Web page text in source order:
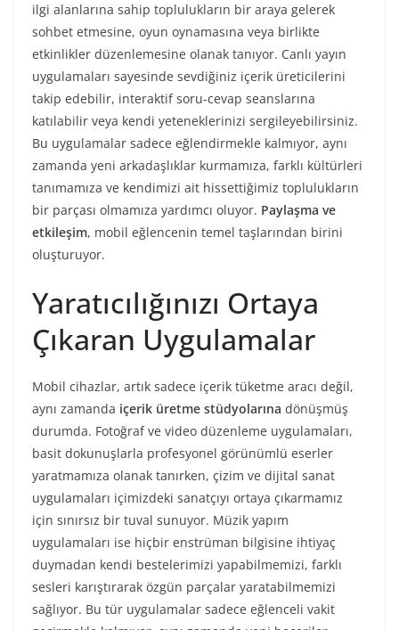
ilgi alanlarına sahip toplulukların bir araya gelerek
sohbet etmesine, oyun oynamasına veya birlikte
etkinlikler düzenlemesine olanak tanıyor. Canlı yayın
uygulamaları sayesinde sevdiğiniz içerik üreticilerini
takip edebilir, interaktif soru-cevap seanslarına
katılabilir veya kendi yeteneklerinizi sergileyebilirsiniz.
Bu uygulamalar sadece eğlendirmekle kalmıyor, aynı
zamanda yeni arkadaşlıklar kurmamıza, farklı kültürleri
tanımamıza ve kendimizi ait hissettiğimiz toplulukların
bir parçası olmamıza yardımcı oluyor. Paylaşma ve
etkileşim, mobil eğlencenin temel taşlarından birini
oluşturuyor.
Yaratıcılığınızı Ortaya
Çıkaran Uygulamalar
Mobil cihazlar, artık sadece içerik tüketme aracı değil,
aynı zamanda içerik üretme stüdyolarına dönüşmüş
durumda. Fotoğraf ve video düzenleme uygulamaları,
basit dokunuşlarla profesyonel görünümlü eserler
yaratmamıza olanak tanırken, çizim ve dijital sanat
uygulamaları içimizdeki sanatçıyı ortaya çıkarmamız
için sınırsız bir tuval sunuyor. Müzik yapım
uygulamaları ise hiçbir enstrüman bilgisine ihtiyaç
duymadan kendi bestelerimizi yapabilmemizi, farklı
sesleri karıştırarak özgün parçalar yaratabilmemizi
sağlıyor. Bu tür uygulamalar sadece eğlenceli vakit